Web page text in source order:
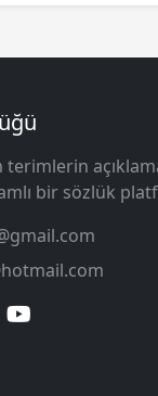
bir sözlük